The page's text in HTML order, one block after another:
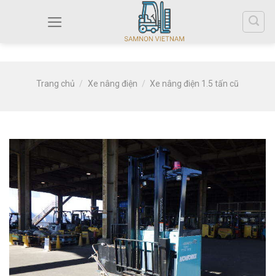
Trang chủ / Xe nâng điện / Xe nâng điện 1.5 tấn cũ